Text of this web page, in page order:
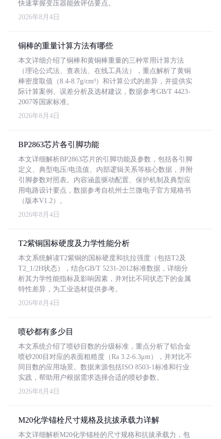
快速掌握变压器能效评估要点。
2026年8月4日
铜棒的重量计算方法有哪些
本文详细介绍了铜棒和黄铜棒重量的三种常用计算方法
（理论公式法、查表法、在线工具法），重点解析了黄铜
棒密度取值（8.4-8.7g/cm³）和计算公式的差异，并提供实
际计算案例、误差分析及选材建议，数据参考GB/T 4423-
2007等国家标准。
2026年8月4日
BP2863芯片各引脚功能
本文详细解析BP2863芯片的引脚功能及参数，包括各引脚
定义、典型电压/电流值、内部逻辑关系等核心数据，并附
引脚参数对照表。内容涵盖驱动配置、保护机制及典型应
用电路设计要点，数据参考自杭州士兰微电子官方规格书
（版本V1.2）。
2026年8月4日
T2紫铜国标硬度及力学性能分析
本文系统解读T2紫铜的国标硬度和抗拉强度（包括T2及
T2_1/2H状态），结合GB/T 5231-2012标准数据，详细分
析其力学性能指标及影响因素，并对比不同状态下的金属
特性差异，为工业选材提供参考。
2026年8月4日
喷砂都有多少目
本文系统介绍了喷砂目数的分级标准，重点分析了铝合金
喷砂200目对应的表面粗糙度（Ra 3.2-6.3μm），并对比不
同目数的应用场景。数据来源包括ISO 8503-1标准和行业
实践，帮助用户根据需求选择合适的喷砂参数。
2026年8月4日
M20化学锚栓尺寸规格及抗拔承载力详解
本文详细解析M20化学锚栓的尺寸规格和抗拔承载力，包